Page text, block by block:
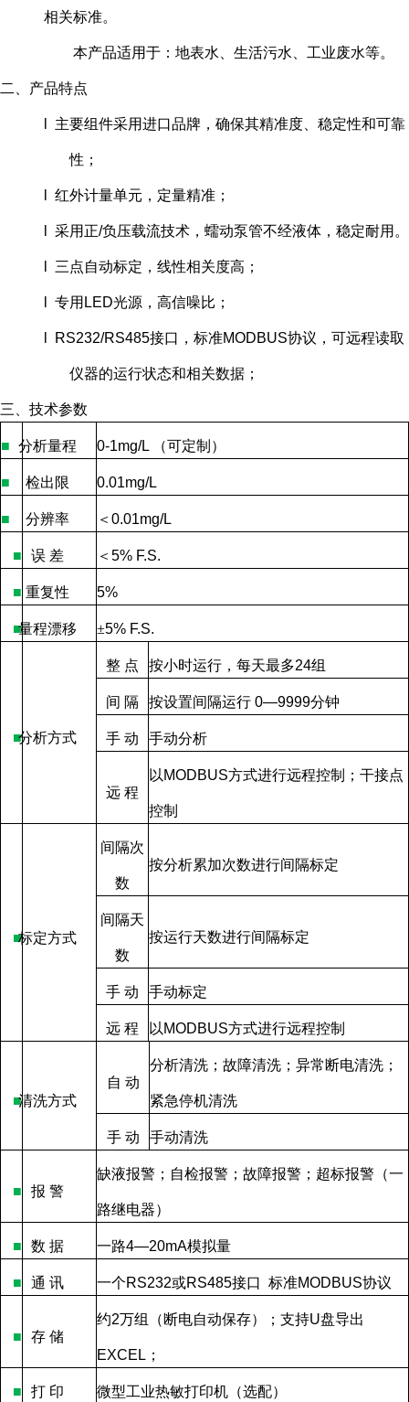
相关标准。
本产品适用于：地表水、生活污水、工业废水等。
二、产品特点
l 主要组件采用进口品牌，确保其精准度、稳定性和可靠
性；
l 红外计量单元，定量精准；
l 采用正/负压载流技术，蠕动泵管不经液体，稳定耐用。
l 三点自动标定，线性相关度高；
l 专用LED光源，高信噪比；
l RS232/RS485接口，标准MODBUS协议，可远程读取
仪器的运行状态和相关数据；
三、技术参数
■ 分析量程 0-1mg/L （可定制）
■ 检出限 0.01mg/L
■ 分辨率 ＜ 0.01mg/L
■ 误 差 ＜ 5% F.S.
■ 重复性 5%
■量程漂移 ±5% F.S.
■分析方式
整 点 按小时运行，每天最多24组
间 隔 按设置间隔运行 0—9999分钟
手 动 手动分析
远 程
以 MODBUS方式进行远程控制；干接点
控制
■标定方式
间隔次
数
按分析累加次数进行间隔标定
间隔天
数
按运行天数进行间隔标定
手 动 手动标定
远 程 以 MODBUS方式进行远程控制
■清洗方式
自 动
分析清洗；故障清洗；异常断电清洗；
紧急停机清洗
手 动 手动清洗
■ 报 警
缺液报警；自检报警；故障报警；超标报警（一
路继电器）
■ 数 据 一路4—20mA模拟量
■ 通 讯 一个RS232或RS485接口 标准MODBUS协议
■ 存 储
约2万组（断电自动保存）；支持U盘导出
EXCEL ；
■ 打 印 微型工业热敏打印机（选配）